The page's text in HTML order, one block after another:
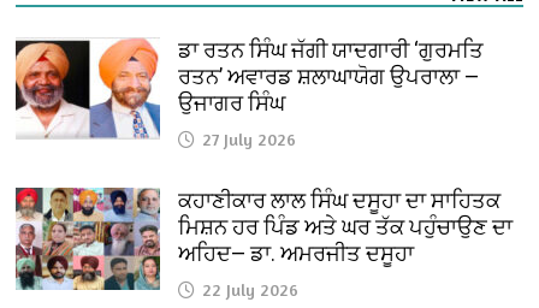
ਡਾ ਰਤਨ ਸਿੰਘ ਜੱਗੀ ਯਾਦਗਾਰੀ ‘ਗੁਰਮਤਿ
ਰਤਨ’ ਅਵਾਰਡ ਸ਼ਲਾਘਾਯੋਗ ਉਪਰਾਲਾ —
ਉਜਾਗਰ ਸਿੰਘ
27 July 2026
ਕਹਾਣੀਕਾਰ ਲਾਲ ਸਿੰਘ ਦਸੂਹਾ ਦਾ ਸਾਹਿਤਕ
ਮਿਸ਼ਨ ਹਰ ਪਿੰਡ ਅਤੇ ਘਰ ਤੱਕ ਪਹੁੰਚਾਉਣ ਦਾ
ਅਹਿਦ— ਡਾ. ਅਮਰਜੀਤ ਦਸੂਹਾ
22 July 2026